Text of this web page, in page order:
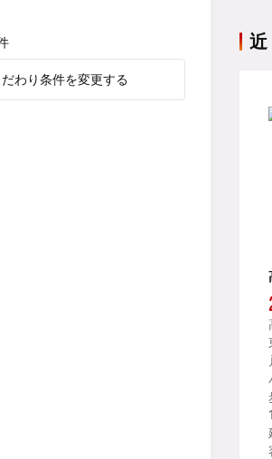
だわり条件を変更する